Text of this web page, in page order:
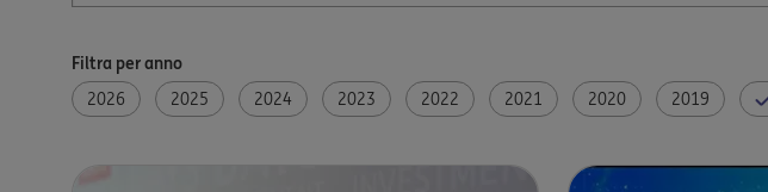
Filtra per anno
2026
2025 2024 2023 2022 2021 2020 2019